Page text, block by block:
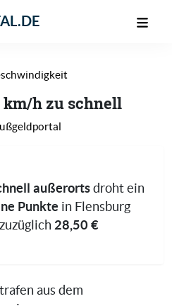
km/h zu schnell
außerorts droht ein
Punkte in Flensburg
28,50 €
aus dem